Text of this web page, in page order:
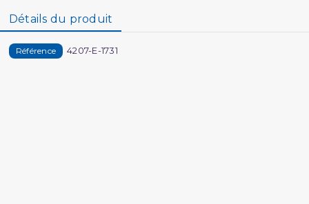
Détails du produit
Référence 4207-E-1731